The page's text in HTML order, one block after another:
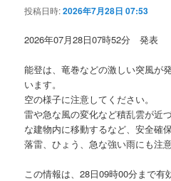
投稿日時:2026年7月28日 07:53
2026年07月28日07時52分 発表
能登は、竜巻などの激しい突風が
います。
空の様子に注意してください。
雷や急な風の変化など積乱雲が近
な建物内に移動するなど、安全確
落雷、ひょう、急な強い雨にも注
この情報は、28日09時00分まで有